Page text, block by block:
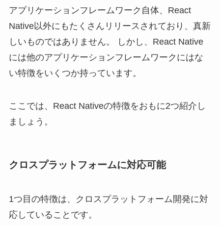
アプリケーションフレームワーク自体、React
Native以外にもたくさんリリースされており、真新
しいものではありません。 しかし、React Native
には他のアプリケーションフレームワークにはな
い特徴をいくつか持っています。
ここでは、React Nativeの特徴をおもに2つ紹介し
ましょう。
クロスプラットフォームに対応可能
1つ目の特徴は、クロスプラットフォーム開発に対
応していることです。